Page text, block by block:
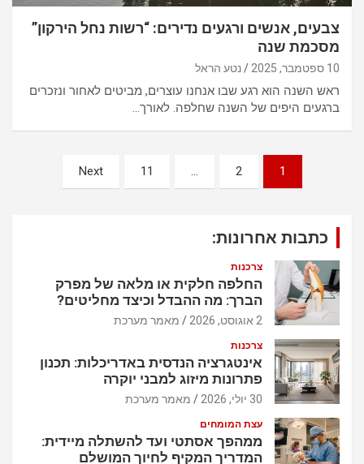
צבעים, אנשים ורגעים נדירים: “רשות נחל הירקון”
מסכמת שנה
10 ספטמבר, 2025 נטע הראל
ראש השנה הוא רגע שבו אנחנו עוצרים, מביטים לאחור ונזכרים
ברגעים היפים של השנה שחלפה. לאורך…
ט
1
2
…
11
Next
כתבות אחרונות:
צרכנות
החלפה חלקית או מלאה של מפרק
הברך: מה ההבדל וכיצד מחליטים?
2 אוגוסט, 2026 מאמר מערכת
צרכנות
אינטגרציה הנדסית באדריכלות: תכנון
פתרונות מיזוג למבני יוקרה
30 יולי, 2026 מאמר מערכת
עצת המומחים
ממהפך אסתטי ועד להשתלה מיידית:
המדריך המקיף לחיוך המושלם